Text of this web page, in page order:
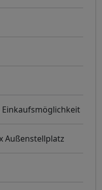
Einkaufsmöglichkeit
Außenstellplatz